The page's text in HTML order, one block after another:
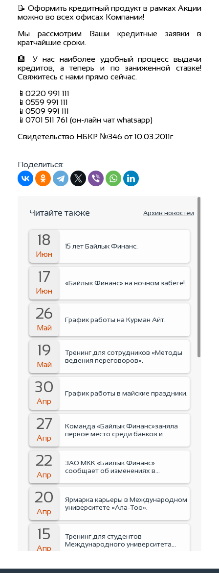
📝 Оформить кредитный продукт в рамках Акции
можно во всех офисах Компании!
Мы рассмотрим Ваши кредитные заявки в
кратчайшие сроки.
🏦 У нас наиболее удобный процесс выдачи
кредитов, а теперь и по заниженной ставке!
Свяжитесь с нами прямо сейчас.
📱0220 991 111
📱0559 991 111
📱0509 991 111
📱0701 511 761 (он-лайн чат whatsapp)
Свидетельство НБКР №346 от 10.03.2011г
Поделиться:
Читайте также Архив новостей
18
Июн
15 лет Байлык Финанс.
17
Июн
«Байлык Финанс» на ночном забеге!.
26
Май
График работы на Курман Айт.
19
Май
Тренинг для сотрудников «Методы
ведения переговоров».
30
Апр
График работы в майские праздники.
27
Апр
Команда «Байлык Финанс»заняла
первое место среди банков и
Business run 2026.
22
Апр
ЗАО МКК «Байлык Финанс»
сообщает об изменениях в
20
Апр
Ярмарка карьеры в Международном
университете «Ала-Тоо».
15
Апр
Тренинг для студентов
Международного университета